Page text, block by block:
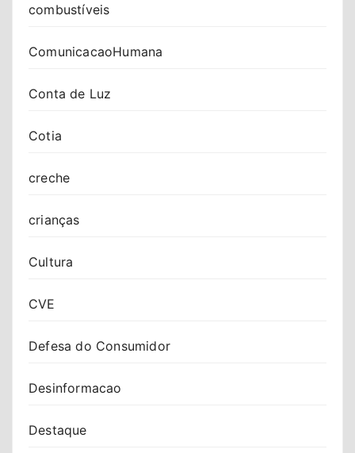
combustíveis
ComunicacaoHumana
Conta de Luz
Cotia
creche
crianças
Cultura
CVE
Defesa do Consumidor
Desinformacao
Destaque